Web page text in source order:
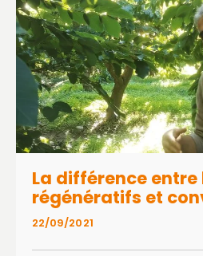
22/09/2021
La différence entre
régénératifs et